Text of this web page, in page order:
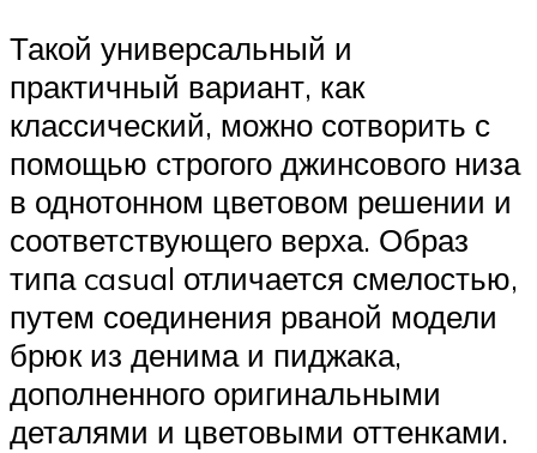
Такой универсальный и
практичный вариант, как
классический, можно сотворить с
помощью строгого джинсового низа
в однотонном цветовом решении и
соответствующего верха. Образ
типа casual отличается смелостью,
путем соединения рваной модели
брюк из денима и пиджака,
дополненного оригинальными
деталями и цветовыми оттенками.